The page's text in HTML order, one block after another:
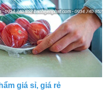
giá sỉ, giá rẻ